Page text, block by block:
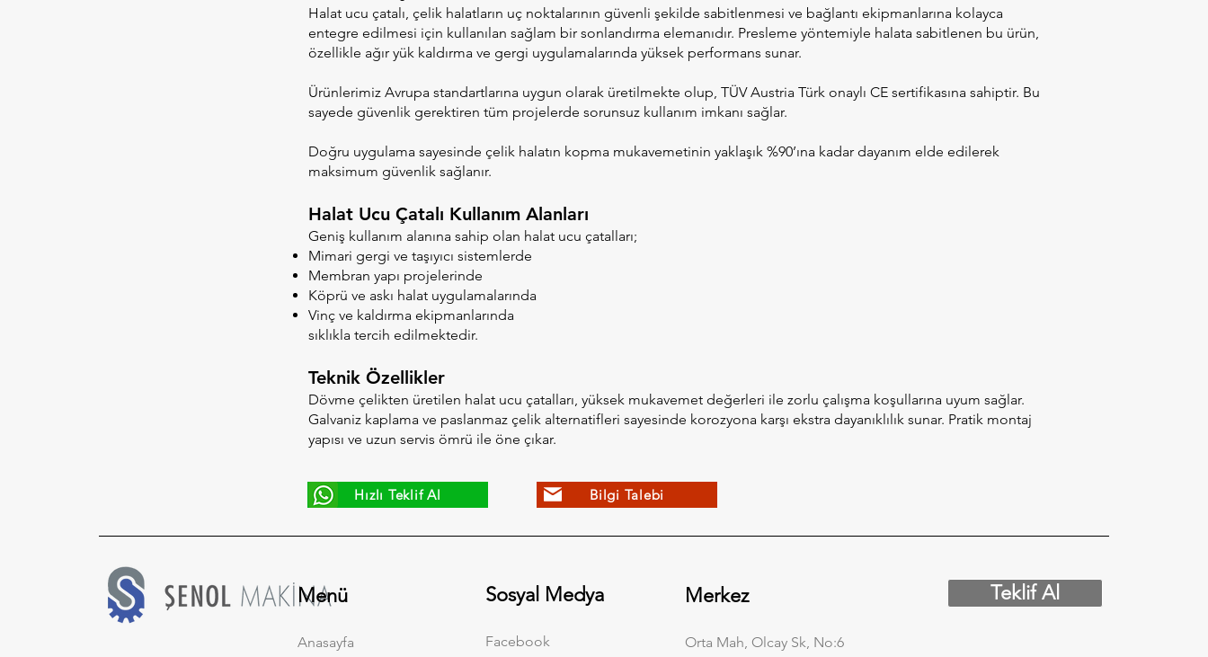
Halat ucu çatalı, çelik halatların uç noktalarının güvenli şekilde sabitlenmesi ve bağlantı ekipmanlarına kolayca
entegre edilmesi için kullanılan sağlam bir sonlandırma elemanıdır. Presleme yöntemiyle halata sabitlenen bu ürün,
özellikle ağır yük kaldırma ve gergi uygulamalarında yüksek performans sunar.
Ürünlerimiz Avrupa standartlarına uygun olarak üretilmekte olup, TÜV Austria Türk onaylı CE sertifikasına sahiptir. Bu
sayede güvenlik gerektiren tüm projelerde sorunsuz kullanım imkanı sağlar.
Doğru uygulama sayesinde çelik halatın kopma mukavemetinin yaklaşık %90’ına kadar dayanım elde edilerek
maksimum güvenlik sağlanır.
Halat Ucu Çatalı Kullanım Alanları
Geniş kullanım alanına sahip olan halat ucu çatalları;
Mimari gergi ve taşıyıcı sistemlerde
Membran yapı projelerinde
Köprü ve askı halat uygulamalarında
Vinç ve kaldırma ekipmanlarında
sıklıkla tercih edilmektedir.
Teknik Özellikler
Dövme çelikten üretilen halat ucu çatalları, yüksek mukavemet değerleri ile zorlu çalışma koşullarına uyum sağlar.
Galvaniz kaplama ve paslanmaz çelik alternatifleri sayesinde korozyona karşı ekstra dayanıklılık sunar. Pratik montaj
yapısı ve uzun servis ömrü ile öne çıkar.
Hızlı Teklif Al Bilgi Talebi
Menü
Anasayfa
Sosyal Medya
Facebook
Merkez
Orta Mah, Olcay Sk, No:6
Teklif Al